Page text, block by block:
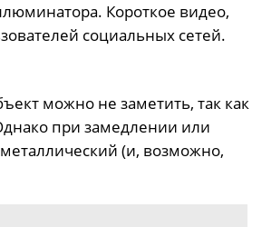
Короткое видео,
социальных сетей.
можно не заметить, так как
при замедлении или
(и, возможно,